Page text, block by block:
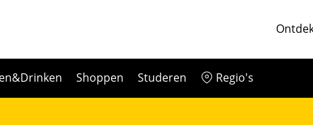
Shoppen Studeren Regio's